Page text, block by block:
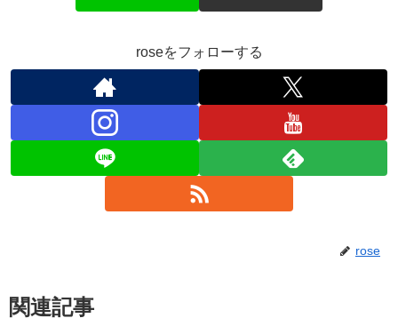
roseをフォローする
rose
関連記事